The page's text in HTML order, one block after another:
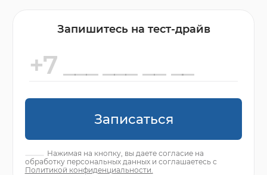
Запишитесь на тест-драйв
Записаться
Нажимая на кнопку, вы даете согласие на
обработку персональных данных и соглашаетесь с
Политикой конфиденциальности.